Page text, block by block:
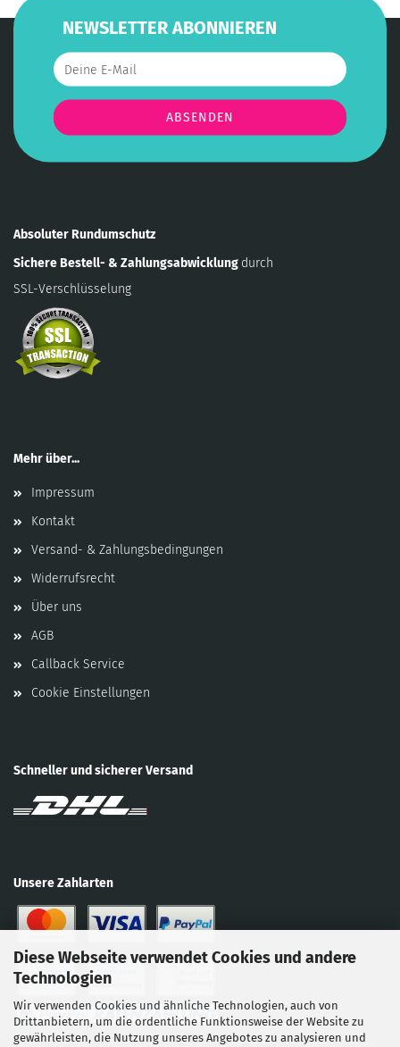
Diese Webseite verwendet Cookies und andere
Technologien
Wir verwenden Cookies und ähnliche Technologien, auch von
Drittanbietern, um die ordentliche Funktionsweise der Website zu
gewährleisten, die Nutzung unseres Angebotes zu analysieren und
NEWSLETTER ABONNIEREN
Absoluter Rundumschutz
Sichere Bestell- & Zahlungsabwicklung durch
SSL-Verschlüsselung
Mehr über...
Impressum
Kontakt
Versand- & Zahlungsbedingungen
Widerrufsrecht
Über uns
AGB
Callback Service
Cookie Einstellungen
Schneller und sicherer Versand
Unsere Zahlarten